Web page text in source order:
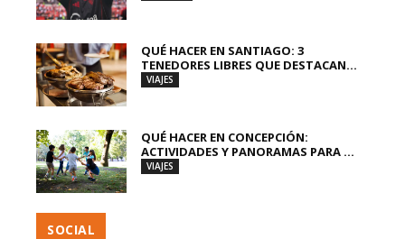
QUÉ HACER EN SANTIAGO: 3
TENEDORES LIBRES QUE DESTACAN...
VIAJES
QUÉ HACER EN CONCEPCIÓN:
ACTIVIDADES Y PANORAMAS PARA ...
VIAJES
SOCIAL